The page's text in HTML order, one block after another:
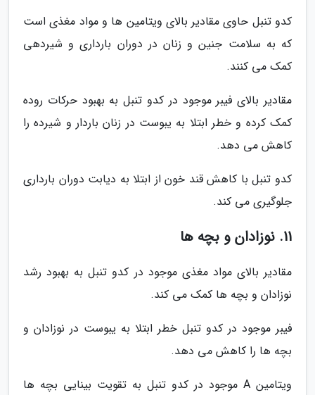
کدو تنبل حاوی مقادیر بالای ویتامین ها و مواد مغذی است
که به سلامت جنین و زنان در دوران بارداری و شیردهی
کمک می کنند.
مقادیر بالای فیبر موجود در کدو تنبل به بهبود حرکات روده
کمک کرده و خطر ابتلا به یبوست در زنان باردار و شیرده را
کاهش می دهد.
کدو تنبل با کاهش قند خون از ابتلا به دیابت دوران بارداری
جلوگیری می کند.
11. نوزادان و بچه ها
مقادیر بالای مواد مغذی موجود در کدو تنبل به بهبود رشد
نوزادان و بچه ها کمک می کند.
فیبر موجود در کدو تنبل خطر ابتلا به یبوست در نوزادان و
بچه ها را کاهش می دهد.
ویتامین A موجود در کدو تنبل به تقویت بینایی بچه ها